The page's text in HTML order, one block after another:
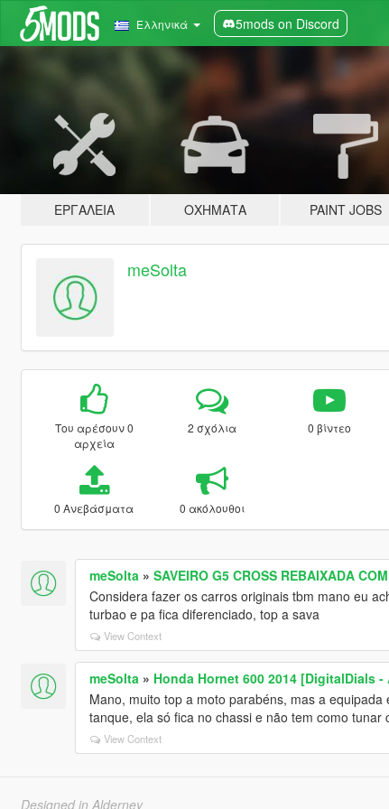
Ελληνικά 5mods on Discord
ΕΡΓΑΛΕΊΑ ΟΧΉΜΑΤΑ PAINT JOBS
meSolta
Του αρέσουν 0
αρχεία
2 σχόλια 0 βίντεο
0 Ανεβάσματα 0 ακόλουθοι
meSolta » SAVEIRO G5 CROSS REBAIXADA
Considera fazer os carros originais tbm mano eu
turbao e pa fica diferenciado, top a sava
View Context
meSolta » Honda Hornet 600 2014 [DigitalDials
Mano, muito top a moto parabéns, mas a
tanque, ela só fica no chassi e não tem como
View Context
Designed in Alderney